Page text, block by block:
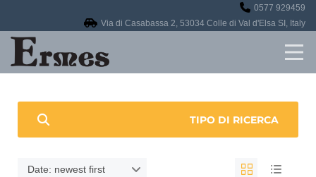
0577 929459
Via di Casabassa 2, 53034 Colle di Val d'Elsa SI, Italy
Revisioni
Auto in vendita
Contatti
TIPO DI RICERCA
Date: newest first